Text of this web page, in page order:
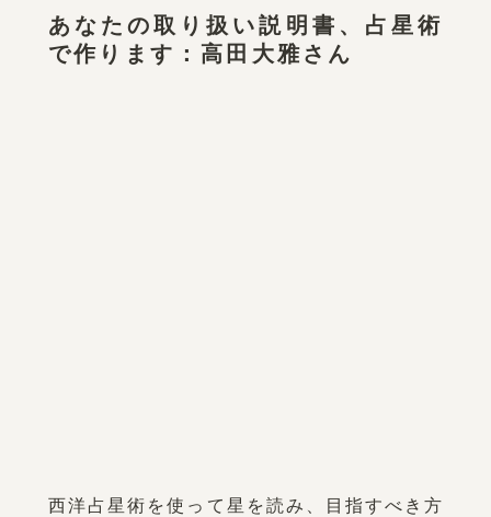
あなたの取り扱い説明書、占星術
で作ります：高田大雅さん
西洋占星術を使って星を読み、目指すべき方